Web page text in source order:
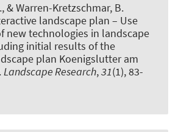
& Warren-Kretzschmar, B.
landscape plan – Use
new technologies in landscape
initial results of the
plan Koenigslutter am
Landscape Research,31(1), 83-